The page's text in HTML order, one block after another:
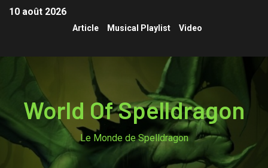
10 août 2026
Article Musical Playlist Video
World Of Spelldragon
Le Monde de Spelldragon